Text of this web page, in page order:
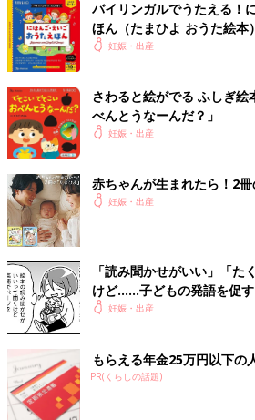
バイリンガルでうたえる！
ほん（たまひよ おうた絵本）
妊娠・出産
さわると絵がでる ふしぎ
べんとうなーんだ？」
妊娠・出産
赤ちゃんが生まれたら！2冊
妊娠・出産
「読み聞かせがいい」「た
けど……子どもの発語を促
う子育て ＃64』
妊娠・出産
もらえる年金25万円以下の
PR(くらしの話題)